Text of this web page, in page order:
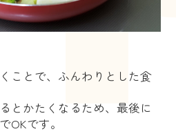
ことで、ふんわりとした食
とかたくなるため、最後に
OKです。